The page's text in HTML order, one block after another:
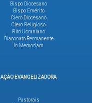
Bispo Diocesano
Bispo Emérito
Clero Diocesano
Clero Religioso
Rito Ucraniano
Diaconato Permanente
In Memoriam
AÇÃO EVANGELIZADORA
Pastorais